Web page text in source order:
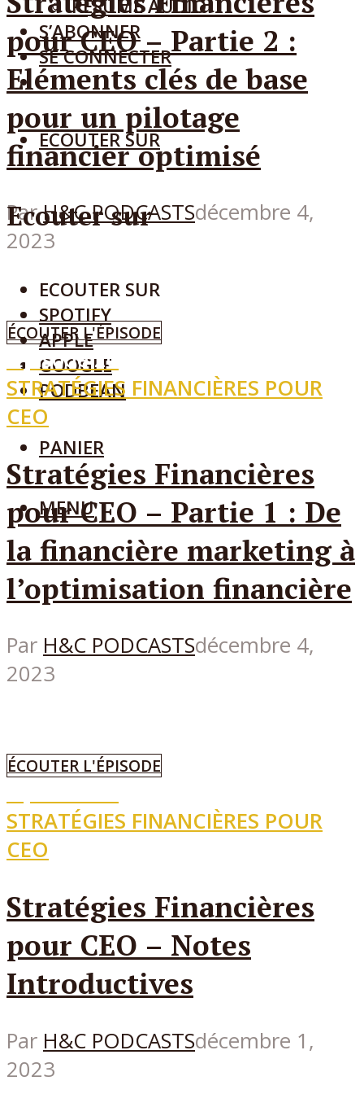
RÉSUMÉ AUDIO
S’ABONNER
SE CONNECTER
ECOUTER SUR
Ecouter sur
ECOUTER SUR
SPOTIFY
APPLE
GOOGLE
PODBEAN
PANIER
MENU
pour CEO – Partie 2 :
Eléments clés de base
pour un pilotage
financier optimisé
ParH&C PODCASTSdécembre 4,
2023
ÉCOUTER L'ÉPISODE
Episode20
STRATÉGIES FINANCIÈRES POUR
CEO
Stratégies Financières
pour CEO – Partie 1 : De
la financière marketing à
l’optimisation financière
Par H&C PODCASTSdécembre 4,
2023
ÉCOUTER L'ÉPISODE
STRATÉGIES FINANCIÈRES POUR
CEO
Stratégies Financières
pour CEO – Notes
Introductives
Par H&C PODCASTSdécembre 1,
2023